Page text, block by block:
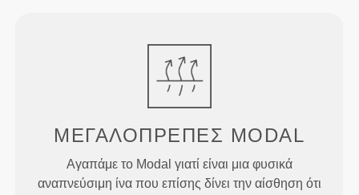
ΜΕΓΑΛΟΠΡΕΠΕΣ MODAL
Αγαπάμε το Modal γιατί είναι μια φυσικά
αναπνεύσιμη ίνα που επίσης δίνει την αίσθηση ότι